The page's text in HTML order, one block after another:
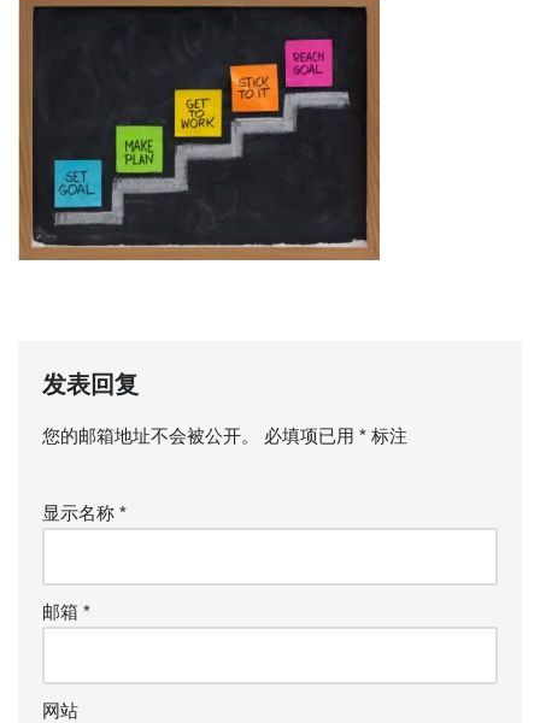
发表回复
您的邮箱地址不会被公开。 必填项已用 * 标注
显示名称 *
邮箱 *
网站